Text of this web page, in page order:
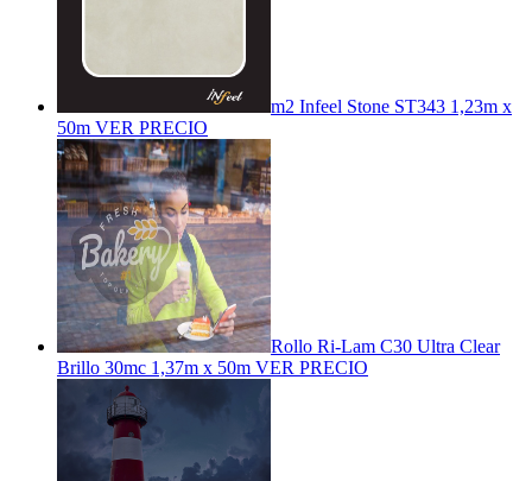
m2 Infeel Stone ST343 1,23m x
50m VER PRECIO
Rollo Ri-Lam C30 Ultra Clear
Brillo 30mc 1,37m x 50m VER PRECIO